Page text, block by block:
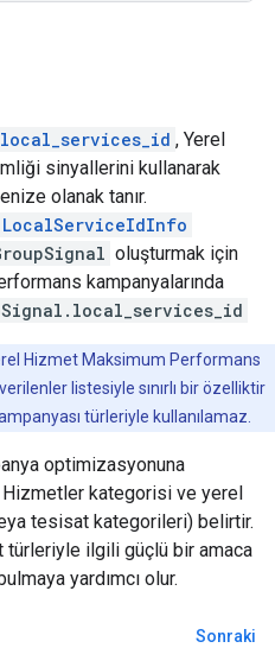
local_services_id , Yerel
sinyallerini kullanarak
olanak tanır.
LocalServiceIdInfo
oluşturmak için
kampanyalarında
Hizmet Maksimum Performans
listesiyle sınırlı bir özelliktir
türleriyle kullanılamaz.
optimizasyonuna
kategorisi ve yerel
tesisat kategorileri) belirtir.
ilgili güçlü bir amaca
yardımcı olur.
Sonraki